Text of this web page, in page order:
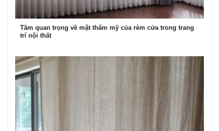
Tầm quan trọng về mặt thẩm mỹ của rèm cửa trong trang
trí nội thất